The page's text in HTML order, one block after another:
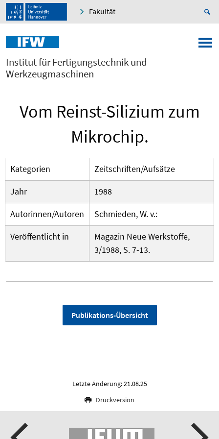
Fakultät
Institut für Fertigungstechnik und
Werkzeugmaschinen
Vom Reinst-Silizium zum
Mikrochip.
Kategorien
Zeitschriften/Aufsätze
Jahr
1988
Autorinnen/Autoren
Schmieden, W. v.:
Veröffentlicht in
Magazin Neue Werkstoffe,
3/1988, S. 7-13.
Publikations-Übersicht
Letzte Änderung: 21.08.25
Druckversion